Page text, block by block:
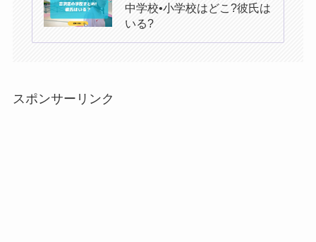
中学校•小学校はどこ?彼氏は
いる?
スポンサーリンク